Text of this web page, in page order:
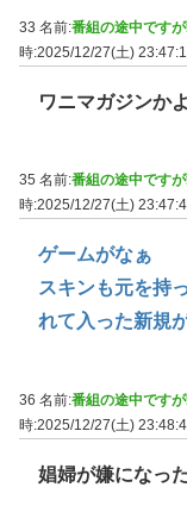
33 名前:番組の途中です
時:2025/12/27(土)
ワニマガジンか
35 名前:番組の途中です
時:2025/12/27(土)
ゲームがなぁ
スキンも元を持
れて入った新規
36 名前:番組の途中です
時:2025/12/27(土)
娼婦が嫌になっ